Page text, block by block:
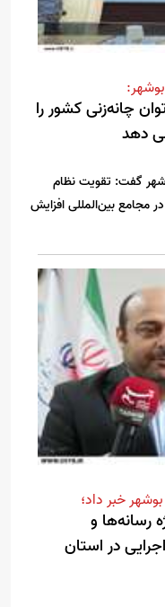
چانه‌زنی کشور را
دهد
گفت: تقویت نظام
مجامع بین‌المللی افزایش
خبر داد؛
رسانه‌ها و
در استان